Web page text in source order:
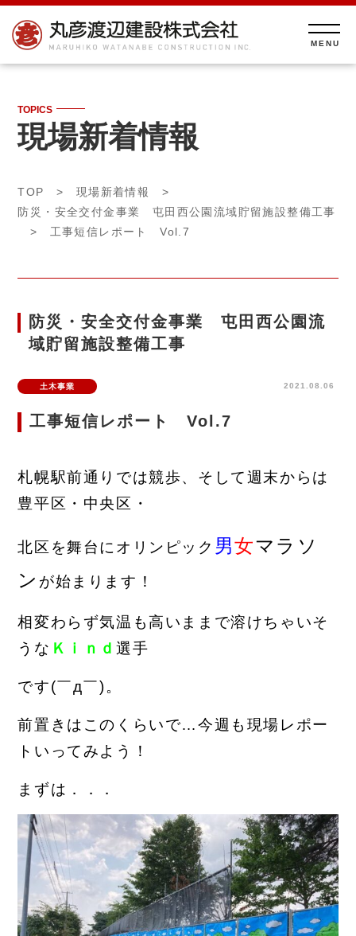
TOPICS
現場新着情報
TOP > 現場新着情報
>
防災・安全交付金事業 屯田西公園流域貯留施設整備工事
> 工事短信レポート Vol.7
防災・安全交付金事業 屯田西公園流
域貯留施設整備工事
土木事業 2021.08.06
工事短信レポート Vol.7
札幌駅前通りでは競歩、そして週末からは
豊平区・中央区・
北区 を舞台に オリンピック 男女マラソ
ン が始まります！
相変わ らず気温も高いままで溶けちゃいそ
うな Ｋｉｎｄ選手
です(￣д￣)。
前置きはこのくらいで…今週も現場レポー
トいってみよう！
まずは．．．